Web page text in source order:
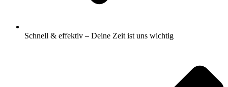
Schnell & effektiv – Deine Zeit ist uns wichtig